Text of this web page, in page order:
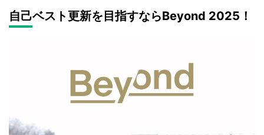
自己ベスト更新を目指すならBeyond 2025！